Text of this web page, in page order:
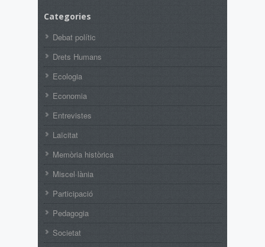
Categories
Debat polític
Drets Humans
Ecologia
Economia
Entrevistes
Laïcitat
Memòria històrica
Miscel·lània
Participació
Pedagogia
Societat